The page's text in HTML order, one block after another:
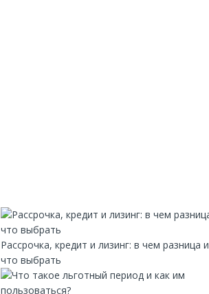
Рассрочка, кредит и лизинг: в чем разница и
что выбрать